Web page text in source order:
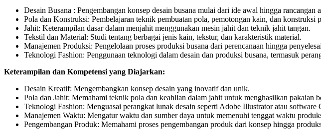
Desain Busana : Pengembangan konsep desain busana mulai dari ide awal hingga rancangan
Pola dan Konstruksi: Pembelajaran teknik pembuatan pola, pemotongan kain, dan konstruksi
Jahit: Keterampilan dasar dalam menjahit menggunakan mesin jahit dan teknik jahit tangan.
Tekstil dan Material: Studi tentang berbagai jenis kain, tekstur, dan karakteristik material.
Manajemen Produksi: Pengelolaan proses produksi busana dari perencanaan hingga
Teknologi Fashion: Penggunaan teknologi dalam desain dan produksi busana, termasuk
Keterampilan dan Kompetensi yang Diajarkan:
Desain Kreatif: Mengembangkan konsep desain yang inovatif dan unik.
Pola dan Jahit: Memahami teknik pola dan keahlian dalam jahit untuk menghasilkan pakaian
Teknologi Fashion: Menguasai perangkat lunak desain seperti Adobe Illustrator atau
Manajemen Waktu: Mengatur waktu dan sumber daya untuk memenuhi tenggat waktu
Pengembangan Produk: Memahami proses pengembangan produk dari konsep hingga